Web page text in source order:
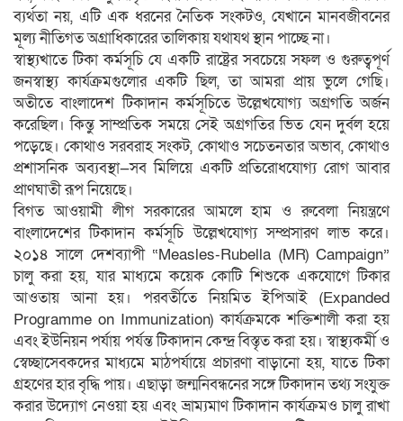
ব্যর্থতা নয়, এটি এক ধরনের নৈতিক সংকটও, যেখানে মানবজীবনের
মূল্য নীতিগত অগ্রাধিকারের তালিকায় যথাযথ স্থান পাচ্ছে না।
স্বাস্থ্যখাতে টিকা কর্মসূচি যে একটি রাষ্ট্রের সবচেয়ে সফল ও গুরুত্বপূর্ণ
জনস্বাস্থ্য কার্যক্রমগুলোর একটি ছিল, তা আমরা প্রায় ভুলে গেছি।
অতীতে বাংলাদেশ টিকাদান কর্মসূচিতে উল্লেখযোগ্য অগ্রগতি অর্জন
করেছিল। কিন্তু সাম্প্রতিক সময়ে সেই অগ্রগতির ভিত যেন দুর্বল হয়ে
পড়েছে। কোথাও সরবরাহ সংকট, কোথাও সচেতনতার অভাব, কোথাও
প্রশাসনিক অব্যবস্থা—সব মিলিয়ে একটি প্রতিরোধযোগ্য রোগ আবার
প্রাণঘাতী রূপ নিয়েছে।
বিগত আওয়ামী লীগ সরকারের আমলে হাম ও রুবেলা নিয়ন্ত্রণে
বাংলাদেশের টিকাদান কর্মসূচি উল্লেখযোগ্য সম্প্রসারণ লাভ করে।
২০১৪ সালে দেশব্যাপী “Measles-Rubella (MR) Campaign”
চালু করা হয়, যার মাধ্যমে কয়েক কোটি শিশুকে একযোগে টিকার
আওতায় আনা হয়। পরবর্তীতে নিয়মিত ইপিআই (Expanded
Programme on Immunization) কার্যক্রমকে শক্তিশালী করা হয়
এবং ইউনিয়ন পর্যায় পর্যন্ত টিকাদান কেন্দ্র বিস্তৃত করা হয়। স্বাস্থ্যকর্মী ও
স্বেচ্ছাসেবকদের মাধ্যমে মাঠপর্যায়ে প্রচারণা বাড়ানো হয়, যাতে টিকা
গ্রহণের হার বৃদ্ধি পায়। এছাড়া জন্মনিবন্ধনের সঙ্গে টিকাদান তথ্য সংযুক্ত
করার উদ্যোগ নেওয়া হয় এবং ভ্রাম্যমাণ টিকাদান কার্যক্রমও চালু রাখা